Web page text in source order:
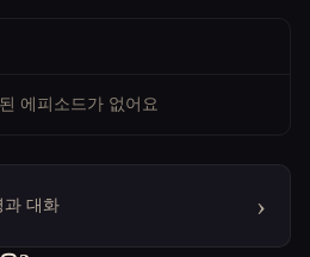
에피소드가 없어요
과 대화 ›